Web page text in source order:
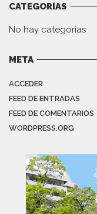
CATEGORÍAS
No hay categorías
META
ACCEDER
FEED DE ENTRADAS
FEED DE COMENTARIOS
WORDPRESS.ORG